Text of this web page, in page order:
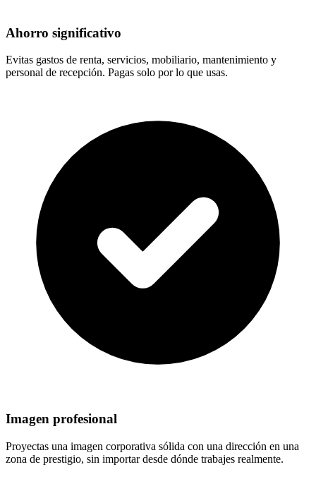
Ahorro significativo
Evitas gastos de renta, servicios, mobiliario, mantenimiento y
personal de recepción. Pagas solo por lo que usas.
Imagen profesional
Proyectas una imagen corporativa sólida con una dirección en una
zona de prestigio, sin importar desde dónde trabajes realmente.